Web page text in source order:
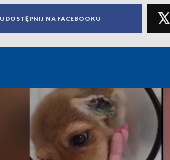
UDOSTĘPNIJ NA FACEBOOKU